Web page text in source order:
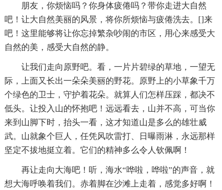
朋友，你烦恼吗？你身体疲倦吗？带你走进大自然
吧！让大自然美丽的风景，将你所烦恼与疲倦洗去。[]来
吧！这里能够将让你忘掉繁杂吵闹的市区，用心来感受大
自然的美，感受大自然的静。
让我们走向原野吧。看，一片片碧绿的草地，一望无
际，上面又长出一朵朵美丽的野花。原野上的小草象千万
个绿色的卫士，守护着花朵。就算人们怎样压踩，都决不
低头。让投入山的怀抱吧！远远看去，山并不高，可当你
来到山脚下时，抬头一看，这才知道山是多么的雄壮威
武。山就象个巨人，任凭风吹雷打、日曝雨淋，永远那样
坚定不拔地挺立着。它们的精神多么令人钦佩啊！
再让走向大海吧！听，海水“哗啦，哗啦”的声音，就
想大海呼唤着我们。赤着脚在沙滩上走着，感觉多好啊！